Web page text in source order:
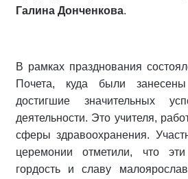
Галина Донченкова.
В рамках празднования
Почета, куда были занесены
достигшие значительных
деятельности. Это учителя,
сферы здравоохранения.
церемонии отметили, что
гордость и славу